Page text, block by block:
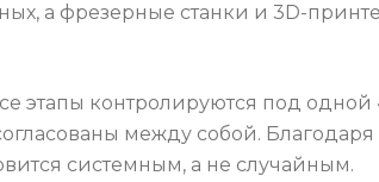
а фрезерные станки и 3D-
этапы контролируются под
между собой.
системным, а не случайным.